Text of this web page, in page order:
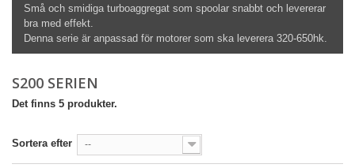
Små och smidiga turboaggregat som spoolar snabbt och levererar
bra med effekt.
Denna serie är anpassad för motorer som ska leverera 320-650hk.
S200 SERIEN
Det finns 5 produkter.
Sortera efter --